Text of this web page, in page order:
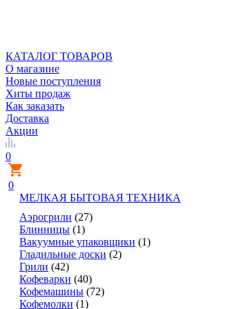
КАТАЛОГ ТОВАРОВ
О магазине
Новые поступления
Хиты продаж
Как заказать
Доставка
Акции
0
0
МЕЛКАЯ БЫТОВАЯ ТЕХНИКА
Аэрогрили (27)
Блинницы (1)
Вакуумные упаковщики (1)
Гладильные доски (2)
Грили (42)
Кофеварки (40)
Кофемашины (72)
Кофемолки (1)